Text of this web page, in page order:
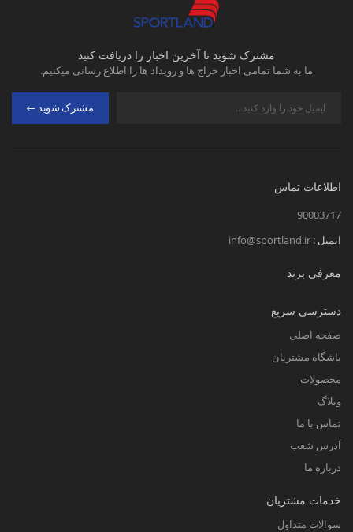
مشترک شوید تا آخرین اخبار را دریافت کنید
ما به شما تمامی اخبار حراج ها و رویداد ها را اطلاع رسانی میکنیم.
مشترک شوید
اطلاعات تماس
90003717
ایمیل : info@sportland.ir
معرفی برند
دسترسی سریع
صفحه اصلی
باشگاه مشتریان
محصولات
وبلاگ
تماس با ما
آدرس شعب
درباره ما
خدمات مشتریان
سوالات متداول